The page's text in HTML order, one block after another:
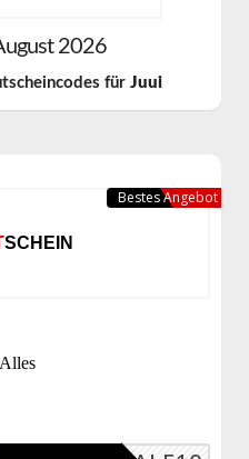
2026
für Juui
Bestes Angebot